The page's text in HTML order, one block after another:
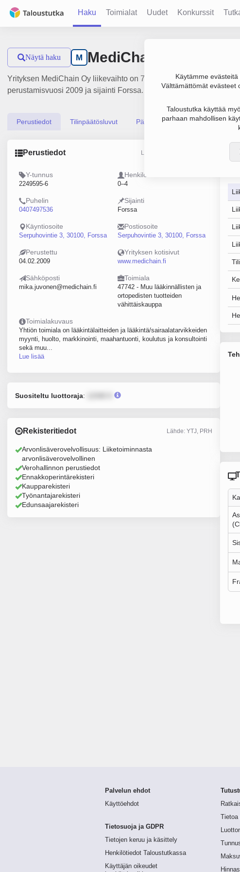
Haku Toimialat Uudet Konkurssit
Käytämme
Välttämättömät evästeet
Taloustutka käyttää
parhaan mahdollisen
Näytä haku M MediChain Oy
Yrityksen MediChain Oy liikevaihto on 771 000 € ja tulos 74 000
perustamisvuosi 2009 ja sijainti Forssa. Yrityksen yhtiömuoto
Perustiedot Tilinpäätösluvut Päättäjätiedot
Perustiedot Lähde: YTJ, PRH, Traficom
Y-tunnus
2249595-6
Henkilöstömäärä
0–4
Puhelin
0407497536
Sijainti
Forssa
Käyntiosoite
Serpuhovintie 3, 30100, Forssa
Postiosoite
Serpuhovintie 3, 30100, Forssa
Perustettu
04.02.2009
Yrityksen kotisivut
www.medichain.fi
Sähköposti
mika.juvonen@medichain.fi
Toimiala
47742 - Muu lääkinnällisten ja
ortopedisten tuotteiden
vähittäiskauppa
Toimialakuvaus
Yhtiön toimiala on lääkintälaitteiden ja lääkintä/sairaalatarvikkeiden
myynti, huolto, markkinointi, maahantuonti, koulutus ja konsultointi
sekä muu...
Lue lisää
Suositeltu luottoraja:
Rekisteritiedot Lähde: YTJ, PRH
Arvonlisäverovelvollisuus: Liiketoiminnasta
arvonlisäverovelvollinen
Verohallinnon perustiedot
Ennakkoperintärekisteri
Kaupparekisteri
Työnantajarekisteri
Edunsaajarekisteri
Palvelun ehdot
Käyttöehdot
Tietosuoja ja GDPR
Tietojen keruu ja käsittely
Henkilötiedot Taloustutkassa
Käyttäjän oikeudet